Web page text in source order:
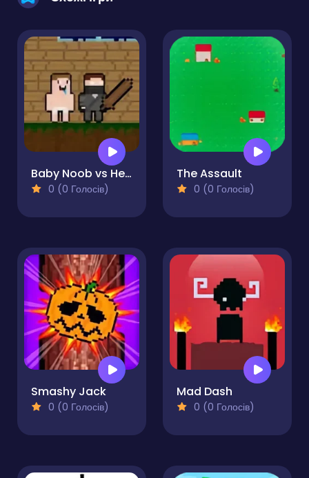
Baby Noob vs Heroman 2 Player
0 (0 Голосів)
The Assault
0 (0 Голосів)
Smashy Jack
0 (0 Голосів)
Mad Dash
0 (0 Голосів)